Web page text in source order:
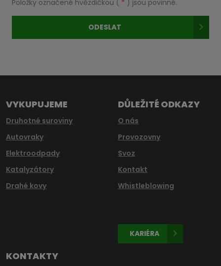
zpracováním
osobních
Položky označené hvězdičkou ( * ) jsou povinné.
ODESLAT
nepodařilo
VYKUPUJEME
Druhotné suroviny
Autovraky
Elektroodpady
Katalyzátory
Drahé kovy
DŮLEŽITÉ ODKAZY
O nás
Provozovny
Svoz
Kontakt
Whistleblowing
KARIÉRA
KONTAKTY